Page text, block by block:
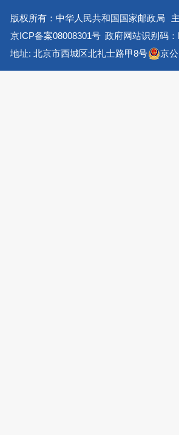
版权所有：中华人民共和国国家邮政局
京ICP备案08008301号 政府网站识别码
地址: 北京市西城区北礼士路甲8号
京